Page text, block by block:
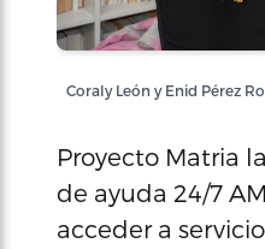
Coraly León y Enid Pérez
Proyecto Matria
de ayuda 24/7
acceder a